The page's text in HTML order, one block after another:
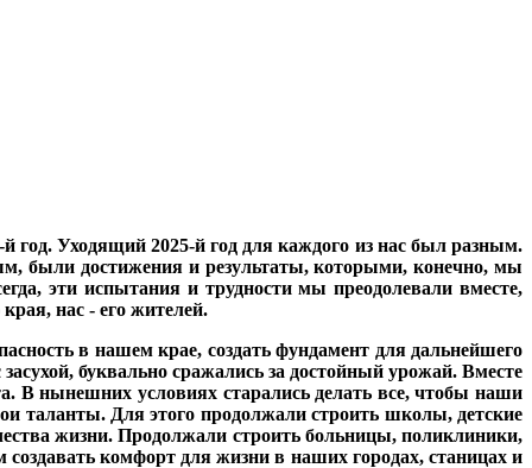
год. Уходящий 2025-й год для каждого из нас был разным.
были достижения и результаты, которыми, конечно, мы
эти испытания и трудности мы преодолевали вместе,
нас - его жителей.
в нашем крае, создать фундамент для дальнейшего
буквально сражались за достойный урожай. Вместе
В нынешних условиях старались делать все, чтобы наши
таланты. Для этого продолжали строить школы, детские
жизни. Продолжали строить больницы, поликлиники,
комфорт для жизни в наших городах, станицах и